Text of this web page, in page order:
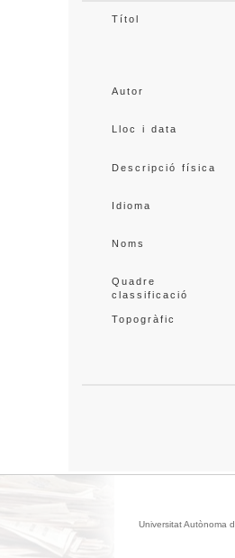
Títol
Autor
Lloc i data
Descripció física
Idioma
Noms
Quadre
classificació
Topogràfic
Universitat Autònoma